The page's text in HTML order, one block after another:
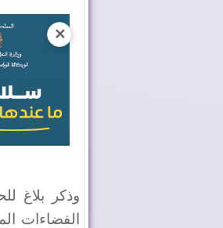
✕
وذكر بلاغ